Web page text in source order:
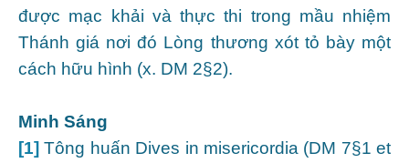
được mạc khải và thực thi trong mầu nhiệm
Thánh giá nơi đó Lòng thương xót tỏ bày một
cách hữu hình (x. DM 2§2).
Minh Sáng
[1] Tông huấn Dives in misericordia (DM 7§1 et